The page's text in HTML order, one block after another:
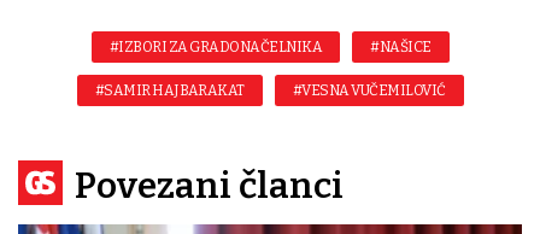
#IZBORI ZA GRADONAČELNIKA #NAŠICE
#SAMIR HAJ BARAKAT #VESNA VUČEMILOVIĆ
Povezani članci